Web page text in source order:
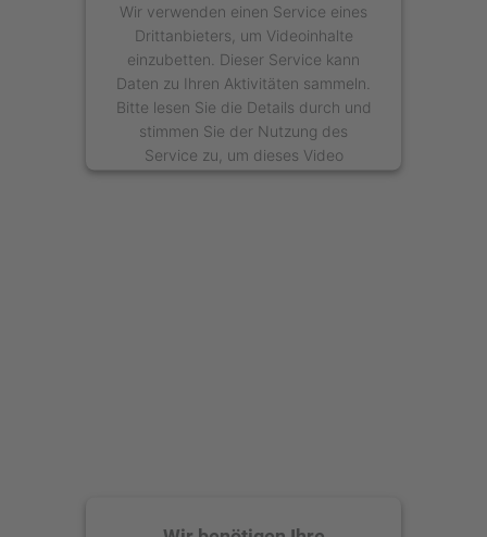
Wir verwenden einen Service eines
Drittanbieters, um Videoinhalte
einzubetten. Dieser Service kann
Daten zu Ihren Aktivitäten sammeln.
Bitte lesen Sie die Details durch und
stimmen Sie der Nutzung des
Service zu, um dieses Video
anzusehen.